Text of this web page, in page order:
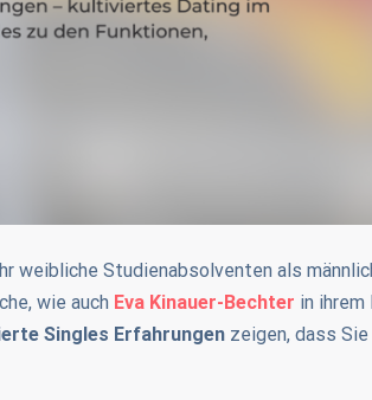
weibliche Studienabsolventen als
wie auch Eva Kinauer-Bechter in ihrem
Singles Erfahrungen zeigen, dass